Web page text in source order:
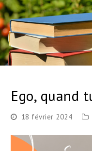
Ego, quand
18 février 2024